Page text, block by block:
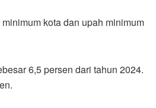
kota dan upah minimum
6,5 persen dari tahun 2024.